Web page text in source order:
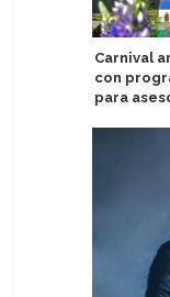
Carnival
con
para